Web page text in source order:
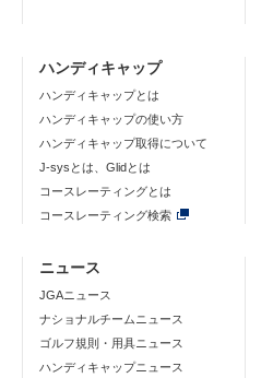
ハンディキャップ
ハンディキャップとは
ハンディキャップの使い方
ハンディキャップ取得について
J-sysとは、Glidとは
コースレーティングとは
コースレーティング検索
ニュース
JGAニュース
ナショナルチームニュース
ゴルフ規則・用具ニュース
ハンディキャップニュース